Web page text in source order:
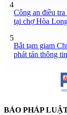
4
Công an điều
tại chợ Hòa
5
Bắt tạm giam
phát tán thông
BÁO PHÁP